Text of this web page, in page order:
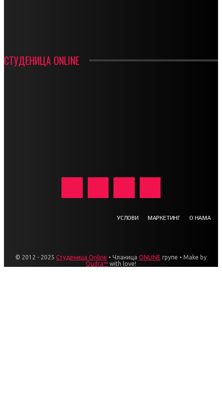
СТУДЕНИЦА ONLINE
УСЛОВИ МАРКЕТИНГ О НАМА
© 2012 - 2025 Студеница Online • Чланица ONLINE групе • Make by
Qudra™ with love!